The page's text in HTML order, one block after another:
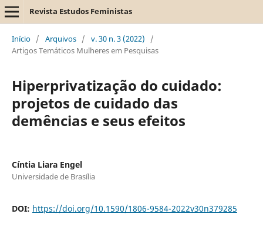
Revista Estudos Feministas
Início / Arquivos / v. 30 n. 3 (2022)
/
Artigos Temáticos Mulheres em Pesquisas
Hiperprivatização do cuidado:
projetos de cuidado das
demências e seus efeitos
Cíntia Liara Engel
Universidade de Brasília
DOI: https://doi.org/10.1590/1806-9584-2022v30n379285